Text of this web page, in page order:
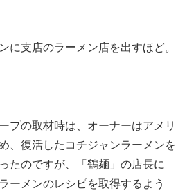
に支店のラーメン店を出すほど。
プの取材時は、オーナーはアメリ
、復活したコチジャンラーメンを
たのですが、「鶴麺」の店長に
ーメンのレシピを取得するよう